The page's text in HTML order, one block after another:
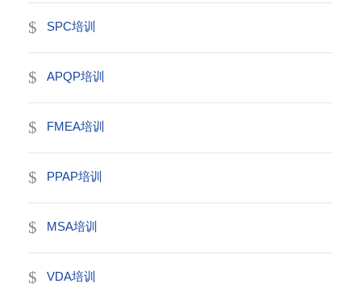
SPC培训
APQP培训
FMEA培训
PPAP培训
MSA培训
VDA培训